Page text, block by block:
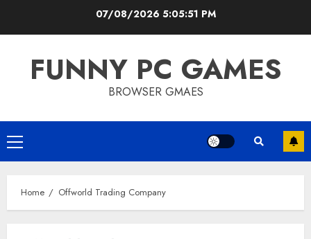
07/08/2026 5:05:51 PM
FUNNY PC GAMES
BROWSER GMAES
Primary
Menu
Home Offworld Trading Company